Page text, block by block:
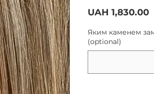
UAH 1,830.00
Яким каменем
(optional)